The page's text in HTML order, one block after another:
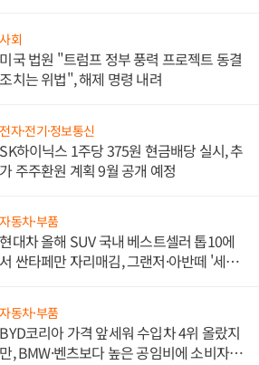
사회
미국 법원 "트럼프 정부 풍력 프로젝트 동결
조치는 위법", 해제 명령 내려
전자·전기·정보통신
SK하이닉스 1주당 375원 현금배당 실시, 추
가 주주환원 계획 9월 공개 예정
자동차·부품
현대차 올해 SUV 국내 베스트셀러 톱10에
서 싼타페만 자리매김, 그랜저·아반떼 '세단
자동차·부품
BYD코리아 가격 앞세워 수입차 4위 올랐지
만, BMW·벤츠보다 높은 공임비에 소비자